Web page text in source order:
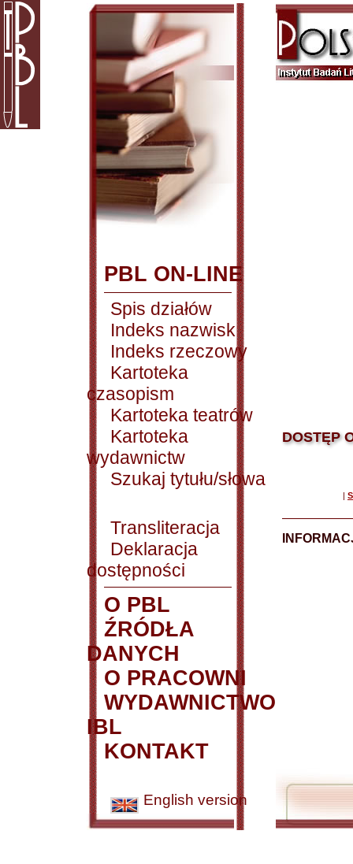
PBL ON-LINE
Spis działów
Indeks nazwisk
Indeks rzeczowy
Kartoteka
czasopism
Kartoteka teatrów
Kartoteka
wydawnictw
Szukaj tytułu/słowa
Transliteracja
Deklaracja
dostępności
O PBL
ŹRÓDŁA
DANYCH
O PRACOWNI
WYDAWNICTWO
IBL
KONTAKT
English version
DOSTĘP
|